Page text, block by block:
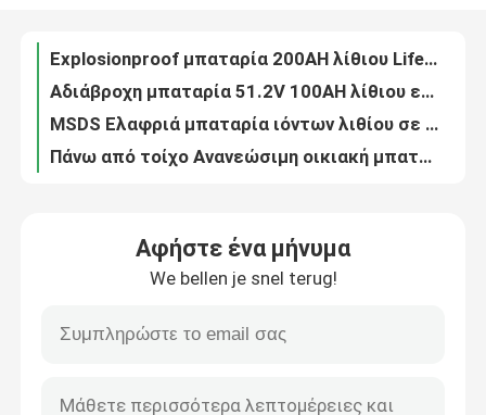
Γύρος εργοστασίων
Ποιοτικός έλεγχος
Ζητήστε ένα απόσπασμα
Ηλιακός φορητός σταθμός παραγωγής ηλεκτρικού
Explosionproof μπαταρία 200AH λίθιου LifeP04 με χτισμένος σε BMS
Αδιάβροχη μπαταρία 51.2V 100AH λίθιου ενεργειακής αποθήκευσης για το σπίτι
MSDS Ελαφριά μπαταρία ιόντων λιθίου σε βάθος κύκλου με ενσωματωμένο BMS
Πάνω από τοίχο Ανανεώσιμη οικιακή μπαταρία Αποθήκευση μπαταρία λιθίου 10.24KWH Με δείκτες LCD Για αποθήκευση ηλιακής μπαταρίας
Αφήστε ένα μήνυμα
We bellen je snel terug!